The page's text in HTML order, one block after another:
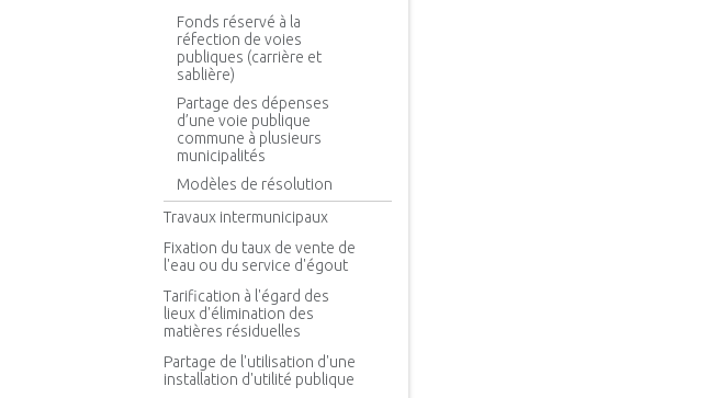
Fonds réservé à la
réfection de voies
publiques (carrière et
sablière)
Partage des dépenses
d’une voie publique
commune à plusieurs
municipalités
Modèles de résolution
Travaux intermunicipaux
Fixation du taux de vente de
l'eau ou du service d'égout
Tarification à l'égard des
lieux d'élimination des
matières résiduelles
Partage de l'utilisation d'une
installation d'utilité publique